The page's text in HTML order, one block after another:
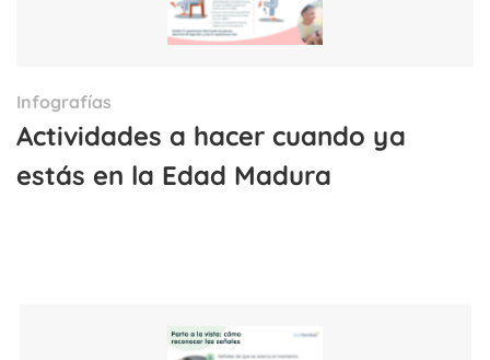
Infografías
Actividades a hacer cuando ya
estás en la Edad Madura